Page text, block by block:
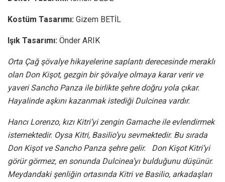
Kostüm Tasarımı: Gizem BETİL
Işık Tasarımı: Önder ARIK
Orta Çağ şövalye hikayelerine saplantı derecesinde meraklı
olan Don Kişot, gezgin bir şövalye olmaya karar verir ve
yaveri Sancho Panza ile birlikte şehre doğru yola çıkar.
Hayalinde aşkını kazanmak istediği Dulcinea vardır.
Hancı Lorenzo, kızı Kitri’yi zengin Gamache ile evlendirmek
istemektedir. Oysa Kitri, Basilio’yu sevmektedir. Bu sırada
Don Kişot ve Sancho Panza şehre gelir. Don Kişot Kitri’yi
görür görmez, en sonunda Dulcinea’yı bulduğunu düşünür.
Meydandaki şenliğin ortasında Kitri ve Basilio, arkadaşları